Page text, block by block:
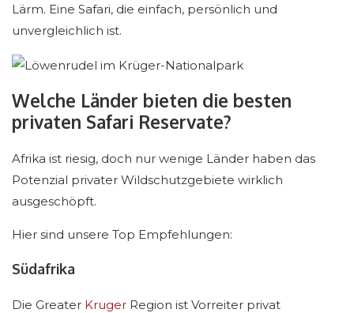
Lärm. Eine Safari, die einfach, persönlich und
unvergleichlich ist.
Welche Länder bieten die besten
privaten Safari Reservate?
Afrika ist riesig, doch nur wenige Länder haben das
Potenzial privater Wildschutzgebiete wirklich
ausgeschöpft.
Hier sind unsere Top Empfehlungen:
Südafrika
Die Greater Kruger Region ist Vorreiter privat